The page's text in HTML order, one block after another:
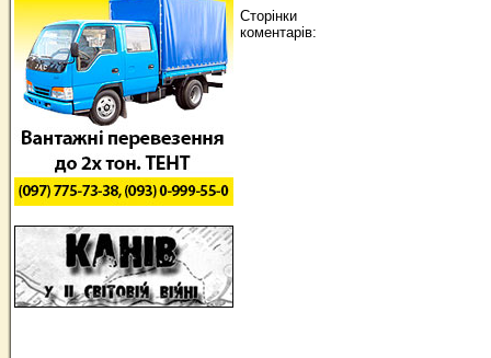
Сторінки
коментарів: